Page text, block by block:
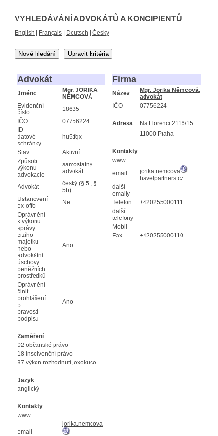
VYHLEDÁVÁNÍ ADVOKÁTŮ A KONCIPIENTŮ
English Français Deutsch Česky
Nové hledání Upravit kritéria
Advokát
Jméno
Mgr. JORIKA
NĚMCOVÁ
Evidenční
číslo
18635
IČO
07756224
ID
datové
schránky
hu5tfqx
Stav
Aktivní
Způsob
výkonu
advokacie
samostatný
advokát
Advokát
český (§ 5 ; §
5b)
Ustanovení
ex-offo
Ne
Oprávnění
k výkonu
správy
cizího
majetku
nebo
advokátní
úschovy
peněžních
prostředků
Ano
Oprávnění
činit
prohlášení
o
pravosti
podpisu
Ano
Zaměření
02 občanské právo
18 insolvenční právo
37 výkon rozhodnutí, exekuce
Jazyk
anglický
Kontakty
www
email
jorika.nemcova
Firma
Název
Mgr. Jorika Němcová,
advokát
IČO
07756224
Adresa
Na Florenci 2116/15
11000 Praha
Kontakty
www
email
jorika.nemcova
havelpartners.cz
další
emaily
Telefon
+420255000111
další
telefony
Mobil
Fax
+420255000110